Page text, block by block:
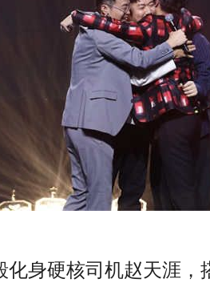
化身硬核司机赵天涯，